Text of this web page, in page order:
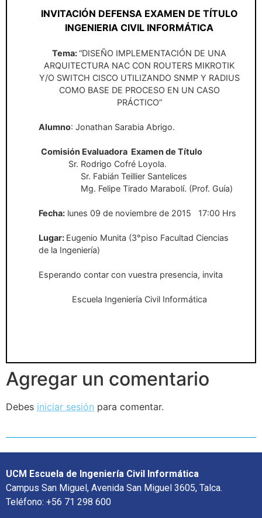
INVITACIÓN DEFENSA EXAMEN DE TÍTULO
INGENIERIA CIVIL INFORMÁTICA
Tema:“DISEÑO IMPLEMENTACIÓN DE UNA
ARQUITECTURA NAC CON ROUTERS MIKROTIK
Y/O SWITCH CISCO UTILIZANDO SNMP Y RADIUS
COMO BASE DE PROCESO EN UN CASO
PRÁCTICO”
Alumno: Jonathan Sarabia Abrigo.
Comisión Evaluadora Examen de Título
Sr. Rodrigo Cofré Loyola.
Sr. Fabián Teillier Santelices
Mg. Felipe Tirado Marabolí. (Prof. Guía)
Fecha:lunes 09 de noviembre de 2015 17:00 Hrs
Lugar: Eugenio Munita (3°piso Facultad Ciencias
de la Ingeniería)
Esperando contar con vuestra presencia, invita
Escuela Ingeniería Civil Informática
Agregar un comentario
Debes iniciar sesión para comentar.
UCM Escuela de Ingeniería Civil Informática
Campus San Miguel, Avenida San Miguel 3605, Talca.
Teléfono: +56 71 298 600